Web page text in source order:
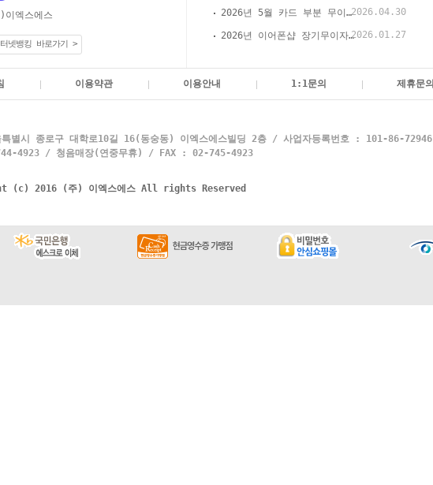
엑스에스
넷뱅킹 바로가기 >
2026년 5월 카드 부분 무이자 할부 안내(이어폰샵 온라인 결제)2026.04.30
2026년 이어폰샵 장기무이자 할부 이벤트2026.01.27
이용약관 이용안내 1:1문의 제휴문의
시 종로구 대학로10길 16(동숭동) 이엑스에스빌딩 2층 / 사업자등록번호 : 101-86-72946
4923 / 청음매장(연중무휴) / FAX : 02-745-4923
(c) 2016 (주) 이엑스에스 All rights Reserved